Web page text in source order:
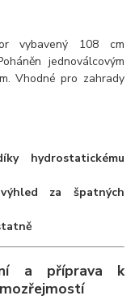
vybavený 108 cm
jednoválcovým
Vhodné pro zahrady
hydrostatickému
za špatných
a příprava k